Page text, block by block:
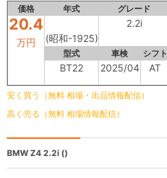
価格 年式 グレード
20.4
万円 (昭和-1925)
2.2i
型式 車検 シフト
BT22 2025/04 AT
安く買う（無料 相場・出品情報配信）
高く売る（無料 相場情報配信）
BMW Z4 2.2i ()